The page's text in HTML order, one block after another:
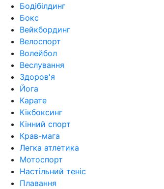
Бодібілдинг
Бокс
Вейкбординг
Велоспорт
Волейбол
Веслування
Здоров'я
Йога
Карате
Кікбоксинг
Кінний спорт
Крав-мага
Легка атлетика
Мотоспорт
Настільний теніс
Плавання